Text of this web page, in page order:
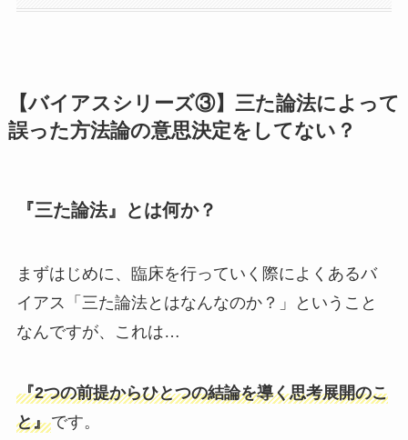
【バイアスシリーズ③】三た論法によって
誤った方法論の意思決定をしてない？
『三た論法』とは何か？
まずはじめに、臨床を行っていく際によくあるバ
イアス「三た論法とはなんなのか？」ということ
なんですが、これは…
『2つの前提からひとつの結論を導く思考展開のこ
と』です。